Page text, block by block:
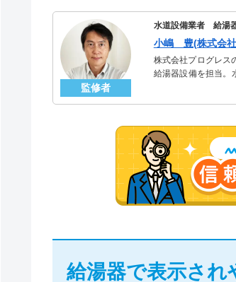
監修者
水道設備業者 給湯
小嶋 豊(株式会
株式会社プログレス
給湯器設備を担当。
給湯器で表示され